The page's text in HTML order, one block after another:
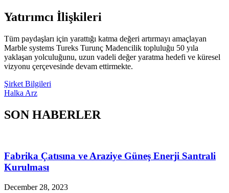
Yatırımcı İlişkileri
Tüm paydaşları için yarattığı katma değeri artırmayı amaçlayan
Marble systems Tureks Turunç Madencilik topluluğu 50 yıla
yaklaşan yolculuğunu, uzun vadeli değer yaratma hedefi ve küresel
vizyonu çerçevesinde devam ettirmekte.
Şirket Bilgileri
Halka Arz
SON HABERLER
Fabrika Çatısına ve Araziye Güneş Enerji Santrali
Kurulması
December 28, 2023